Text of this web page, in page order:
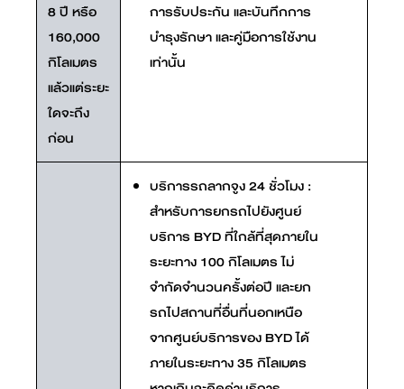
8 ปี หรือ
160,000
กิโลเมตร
แล้วแต่ระยะ
ใดจะถึง
ก่อน
การรับประกัน และบันทึกการ
บำรุงรักษา และคู่มือการใช้งาน
เท่านั้น
บริการรถลากจูง 24 ชั่วโมง :
สำหรับการยกรถไปยังศูนย์
บริการ BYD ที่ใกล้ที่สุดภายใน
ระยะทาง 100 กิโลเมตร ไม่
จำกัดจำนวนครั้งต่อปี และยก
รถไปสถานที่อื่นที่นอกเหนือ
จากศูนย์บริการของ BYD ได้
ภายในระยะทาง 35 กิโลเมตร